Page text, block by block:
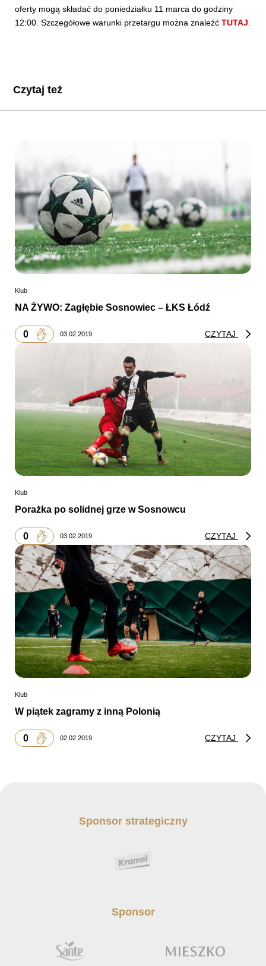
oferty mogą składać do poniedziałku 11 marca do godziny
12:00. Szczegółowe warunki przetargu można znaleźć TUTAJ
Czytaj też
Klub
NA ŻYWO: Zagłębie Sosnowiec – ŁKS Łódź
0 03.02.2019 CZYTAJ
Klub
Porażka po solidnej grze w Sosnowcu
0 03.02.2019 CZYTAJ
Klub
W piątek zagramy z inną Polonią
0 02.02.2019 CZYTAJ
Sponsor strategiczny
Sponsor